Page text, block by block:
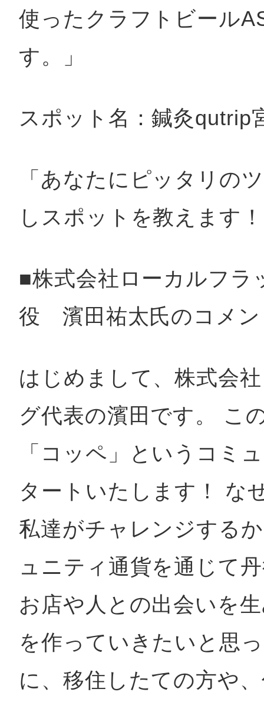
使ったクラフトビール
す。」
スポット名：鍼灸qutrip
「あなたにピッタリの
しスポットを教えます
■株式会社ローカルフ
役 濱田祐太氏のコメ
はじめまして、株式会
グ代表の濱田です。 こ
「コッペ」というコミ
タートいたします！ な
私達がチャレンジする
ュニティ通貨を通じて
お店や人との出会いを
を作っていきたいと思
に、移住したての方や